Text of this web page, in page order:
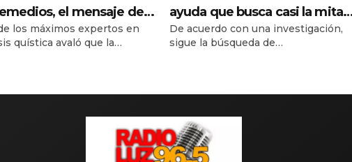
el mensaje de
médico y otro
conflicto en puerta
los máximos expertos en
quística avaló que la
dudas entre pacientes y
que ya usan en EE.UU. y
ayuda que busca casi la mitad
de las personas que acuden a
iglesias y templos
De acuerdo con una investigación,
sigue la búsqueda de